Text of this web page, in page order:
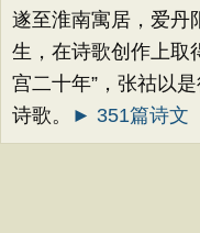
遂至淮南寓居，爱丹
生，在诗歌创作上取
宫二十年”，张祜以
诗歌。
► 351篇诗文